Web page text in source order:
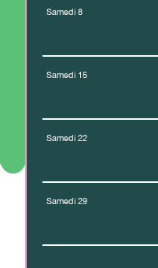
Samedi 8
Samedi 15
Samedi 22
Samedi 29